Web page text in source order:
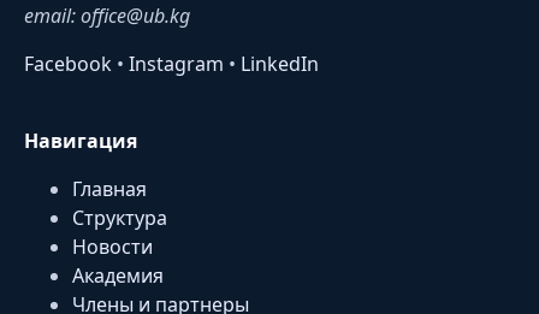
email: office@ub.kg
Facebook • Instagram • LinkedIn
Навигация
Главная
Структура
Новости
Академия
Члены и партнеры